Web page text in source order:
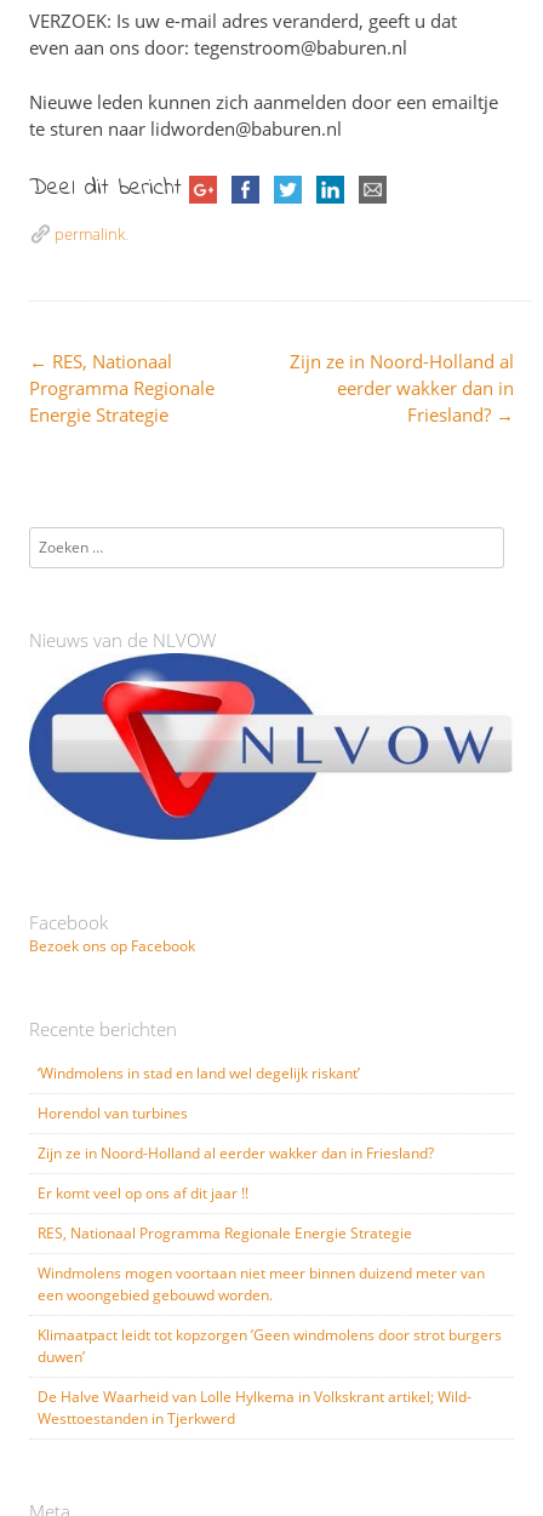
VERZOEK: Is uw e-mail adres veranderd, geeft u dat
even aan ons door: tegenstroom@baburen.nl
Nieuwe leden kunnen zich aanmelden door een emailtje
te sturen naar lidworden@baburen.nl
Deel dit bericht
permalink.
Post navigation
← RES, Nationaal
Programma Regionale
Energie Strategie
Zijn ze in Noord-Holland al
eerder wakker dan in
Friesland? →
Zoeken naar:
Nieuws van de NLVOW
Facebook
Bezoek ons op Facebook
Recente berichten
‘Windmolens in stad en land wel degelijk riskant’
Horendol van turbines
Zijn ze in Noord-Holland al eerder wakker dan in Friesland?
Er komt veel op ons af dit jaar !!
RES, Nationaal Programma Regionale Energie Strategie
Windmolens mogen voortaan niet meer binnen duizend meter van
een woongebied gebouwd worden.
Klimaatpact leidt tot kopzorgen ’Geen windmolens door strot burgers
duwen’
De Halve Waarheid van Lolle Hylkema in Volkskrant artikel; Wild-
Westtoestanden in Tjerkwerd